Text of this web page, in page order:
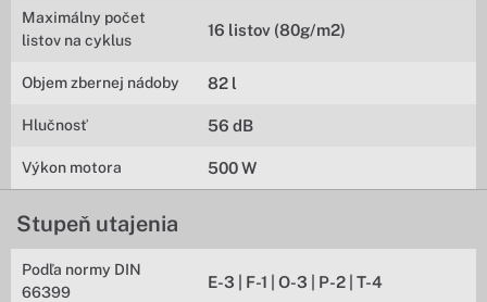
Maximálny počet
listov na cyklus
16 listov (80g/m2)
Objem zbernej nádoby 82 l
Hlučnosť 56 dB
Výkon motora 500 W
Stupeň utajenia
Podľa normy DIN
66399
E-3 | F-1 | O-3 | P-2 | T-4